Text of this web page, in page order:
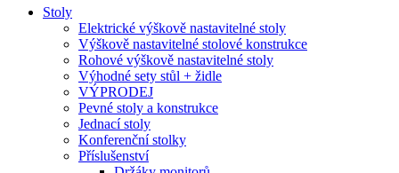
Stoly
Elektrické výškově nastavitelné stoly
Výškově nastavitelné stolové konstrukce
Rohové výškově nastavitelné stoly
Výhodné sety stůl + židle
VÝPRODEJ
Pevné stoly a konstrukce
Jednací stoly
Konferenční stolky
Příslušenství